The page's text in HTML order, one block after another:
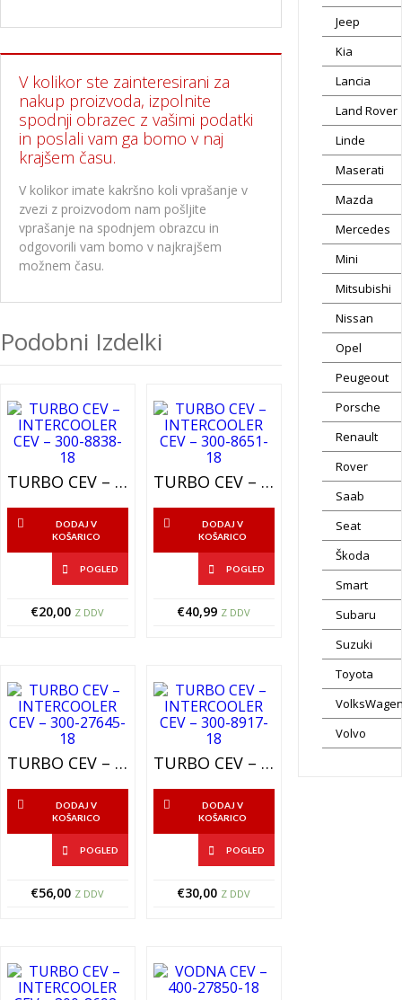
V kolikor ste zainteresirani za
nakup proizvoda, izpolnite
spodnji obrazec z vašimi podatki
in poslali vam ga bomo v naj
krajšem času.
V kolikor imate kakršno koli vprašanje v
zvezi z proizvodom nam pošljite
vprašanje na spodnjem obrazcu in
odgovorili vam bomo v najkrajšem
možnem času.
Podobni Izdelki
TURBO CEV – INTERCOOLER CEV – 300-8838-18
DODAJ V
KOŠARICO
POGLED
€20,00 Z DDV
TURBO CEV – INTERCOOLER CEV – 300-8651-18
DODAJ V
KOŠARICO
POGLED
€40,99 Z DDV
TURBO CEV – INTERCOOLER CEV – 300-27645-18
DODAJ V
KOŠARICO
POGLED
€56,00 Z DDV
TURBO CEV – INTERCOOLER CEV – 300-8917-18
DODAJ V
KOŠARICO
POGLED
€30,00 Z DDV
Jeep
Kia
Lancia
Land Rover
Linde
Maserati
Mazda
Mercedes
Mini
Mitsubishi
Nissan
Opel
Peugeout
Porsche
Renault
Rover
Saab
Seat
Škoda
Smart
Subaru
Suzuki
Toyota
Volvo